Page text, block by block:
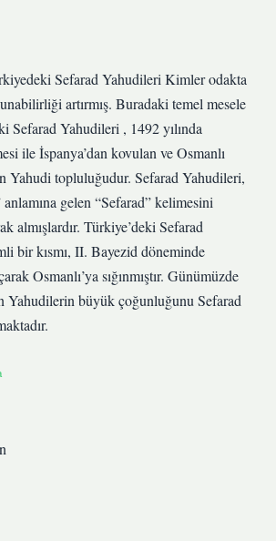
Sefarad Yahudileri Kimler odakta
artırmış. Buradaki temel mesele
Sefarad Yahudileri , 1492 yılında
ile İspanya’dan kovulan ve Osmanlı
Yahudi topluluğudur. Sefarad Yahudileri,
gelen “Sefarad” kelimesini
almışlardır. Türkiye’deki Sefarad
bir kısmı, II. Bayezid döneminde
Osmanlı’ya sığınmıştır. Günümüzde
Yahudilerin büyük çoğunluğunu Sefarad